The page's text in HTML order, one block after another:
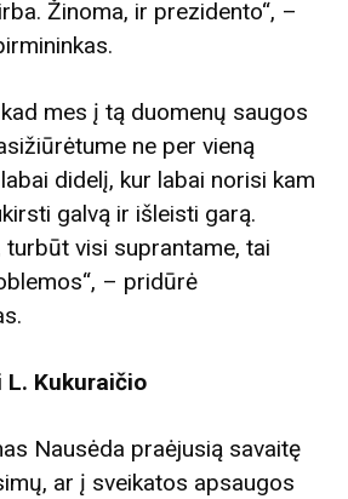
Žinoma, ir prezidento“, –
mes į tą duomenų saugos
ne per vieną
didelį, kur labai norisi kam
galvą ir išleisti garą.
turbūt visi suprantame, tai
– pridūrė
Kukuraičio
Nausėda praėjusią savaitę
ar į sveikatos apsaugos